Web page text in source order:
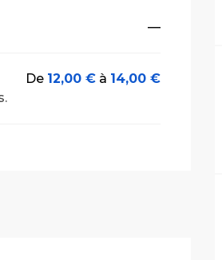
—
De 12,00 € à 14,00 €